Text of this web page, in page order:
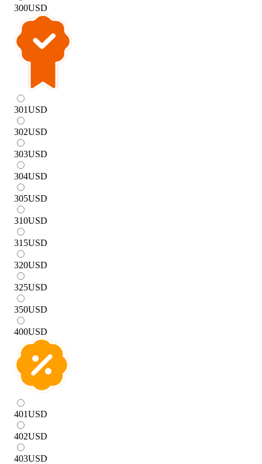
300USD
301USD
302USD
303USD
304USD
305USD
310USD
315USD
320USD
325USD
350USD
400USD
401USD
402USD
403USD